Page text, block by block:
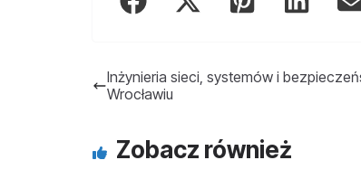
Inżynieria sieci, systemów i
Wrocławiu
Zobacz również